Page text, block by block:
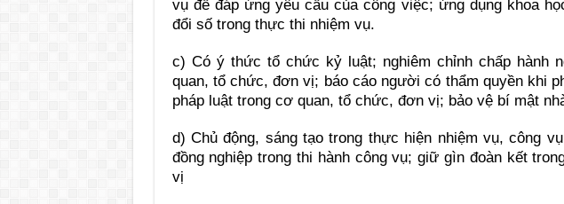
vụ để đáp ứng yêu cầu của công việc; ứng dụng khoa
đổi số trong thực thi nhiệm vụ.
c) Có ý thức tổ chức kỷ luật; nghiêm chỉnh chấp hành
quan, tổ chức, đơn vị; báo cáo người có thẩm quyền khi
pháp luật trong cơ quan, tổ chức, đơn vị; bảo vệ bí mật
d) Chủ động, sáng tạo trong thực hiện nhiệm vụ, công
đồng nghiệp trong thi hành công vụ; giữ gìn đoàn kết
vị